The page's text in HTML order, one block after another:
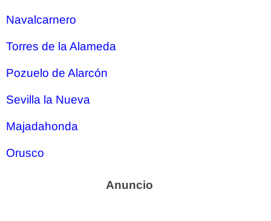
Navalcarnero
Torres de la Alameda
Pozuelo de Alarcón
Sevilla la Nueva
Majadahonda
Orusco